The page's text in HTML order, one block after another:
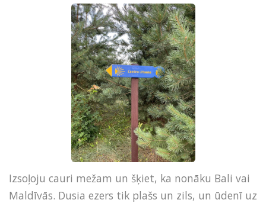
Izsoļoju cauri mežam un šķiet, ka nonāku Bali vai
Maldīvās. Dusia ezers tik plašs un zils, un ūdenī uz